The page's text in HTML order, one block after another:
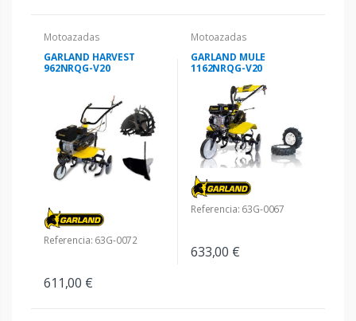
Motoazadas
GARLAND HARVEST
962NRQG-V20
Referencia: 63G-0072
611,00 €
Motoazadas
GARLAND MULE
1162NRQG-V20
Referencia: 63G-0067
633,00 €